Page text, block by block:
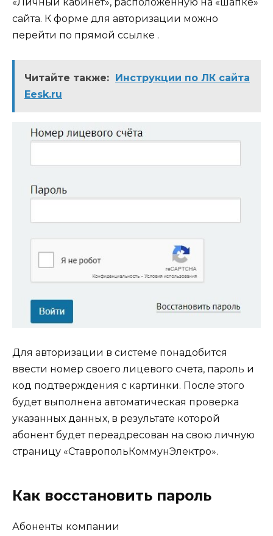
сайта. К форме для авторизации можно
перейти по прямой ссылке .
Читайте также:
Инструкции по ЛК сайта
Eesk.ru
Для авторизации в системе понадобится
ввести номер своего лицевого счета, пароль и
код подтверждения с картинки. После этого
будет выполнена автоматическая проверка
указанных данных, в результате которой
абонент будет переадресован на свою личную
страницу «СтавропольКоммунЭлектро».
Как восстановить пароль
Абоненты компании